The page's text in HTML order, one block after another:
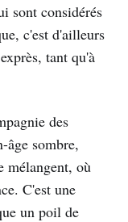
sont considérés
c'est d'ailleurs
tant qu'à
des
âge sombre,
mélangent, où
C'est une
un poil de